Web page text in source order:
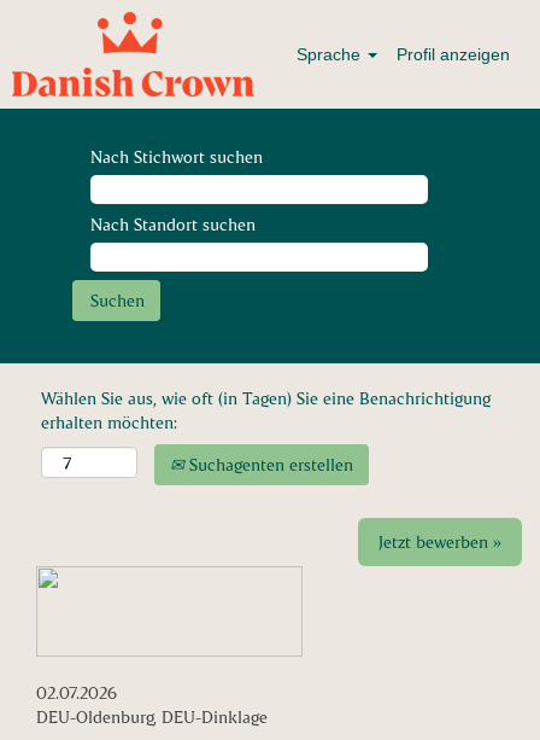
Sprache Profil anzeigen
Nach Stichwort suchen
Nach Standort suchen
Wählen Sie aus, wie oft (in Tagen) Sie eine Benachrichtigung
erhalten möchten:
Suchagenten erstellen
Jetzt bewerben »
02.07.2026
DEU-Oldenburg, DEU-Dinklage